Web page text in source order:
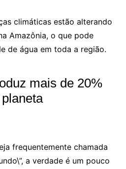
climáticas estão alterando
Amazônia, o que pode
de água em toda a região.
mais de 20%
frequentemente chamada
a verdade é um pouco